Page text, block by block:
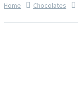
Home Chocolates